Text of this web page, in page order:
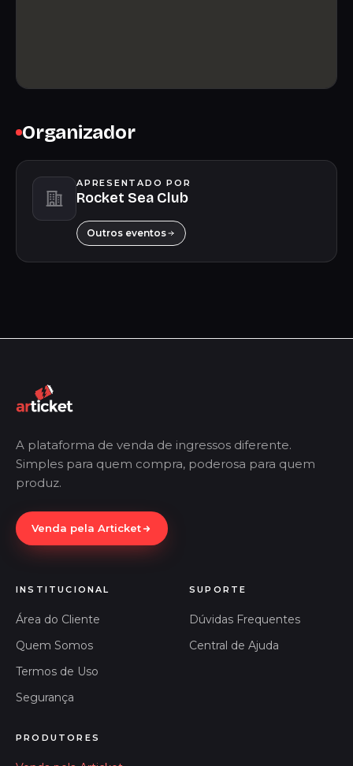
Organizador
APRESENTADO POR
Rocket Sea Club
Outros eventos
A plataforma de venda de ingressos diferente.
Simples para quem compra, poderosa para quem
produz.
Venda pela Articket
INSTITUCIONAL
Área do Cliente
Quem Somos
Termos de Uso
Segurança
SUPORTE
Dúvidas Frequentes
Central de Ajuda
PRODUTORES